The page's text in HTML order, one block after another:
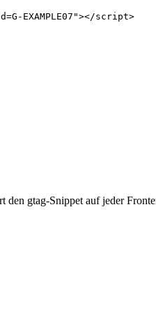
EXAMPLE07"></script>
gtag-Snippet auf jeder